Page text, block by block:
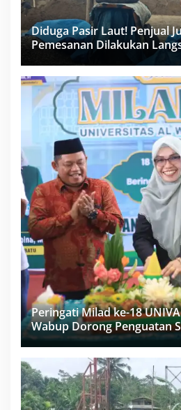
Diduga Pasir Laut! Penjual
Pemesanan Dilakukan
Peringati Milad ke-18
Wabup Dorong Penguatan
Menuju Indonesia Emas